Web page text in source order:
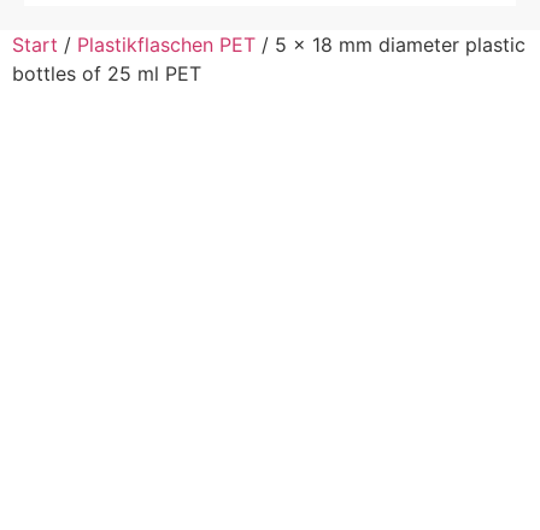
Start / Plastikflaschen PET / 5 x 18 mm diameter plastic
bottles of 25 ml PET